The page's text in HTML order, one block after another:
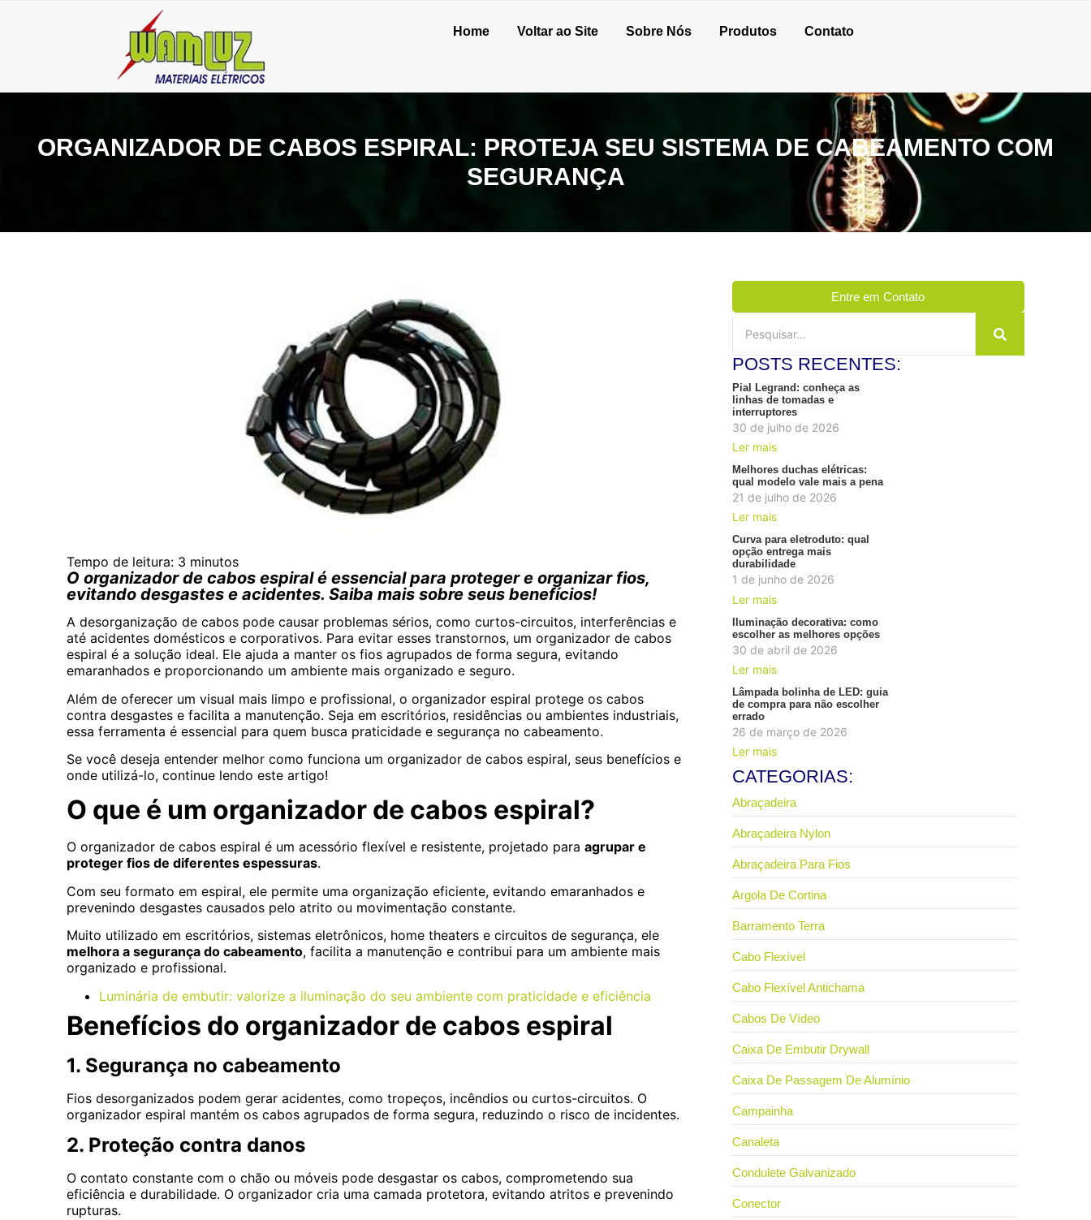
Home Voltar ao Site Sobre Nós Produtos Contato
ORGANIZADOR DE CABOS ESPIRAL: PROTEJA SEU SISTEMA DE CABEAMENTO COM
SEGURANÇA
Tempo de leitura: 3 minutos
O organizador de cabos espiral é essencial para proteger e organizar fios,
evitando desgastes e acidentes. Saiba mais sobre seus benefícios!
A desorganização de cabos pode causar problemas sérios, como curtos-circuitos, interferências e
até acidentes domésticos e corporativos. Para evitar esses transtornos, um organizador de cabos
espiral é a solução ideal. Ele ajuda a manter os fios agrupados de forma segura, evitando
emaranhados e proporcionando um ambiente mais organizado e seguro.
Além de oferecer um visual mais limpo e profissional, o organizador espiral protege os cabos
contra desgastes e facilita a manutenção. Seja em escritórios, residências ou ambientes industriais,
essa ferramenta é essencial para quem busca praticidade e segurança no cabeamento.
Se você deseja entender melhor como funciona um organizador de cabos espiral, seus benefícios e
onde utilizá-lo, continue lendo este artigo!
O que é um organizador de cabos espiral?
O organizador de cabos espiral é um acessório flexível e resistente, projetado para agrupar e
proteger fios de diferentes espessuras.
Com seu formato em espiral, ele permite uma organização eficiente, evitando emaranhados e
prevenindo desgastes causados pelo atrito ou movimentação constante.
Muito utilizado em escritórios, sistemas eletrônicos, home theaters e circuitos de segurança, ele
melhora a segurança do cabeamento, facilita a manutenção e contribui para um ambiente mais
organizado e profissional.
Luminária de embutir: valorize a iluminação do seu ambiente com praticidade e eficiência
Benefícios do organizador de cabos espiral
1. Segurança no cabeamento
Fios desorganizados podem gerar acidentes, como tropeços, incêndios ou curtos-circuitos. O
organizador espiral mantém os cabos agrupados de forma segura, reduzindo o risco de incidentes.
2. Proteção contra danos
O contato constante com o chão ou móveis pode desgastar os cabos, comprometendo sua
eficiência e durabilidade. O organizador cria uma camada protetora, evitando atritos e prevenindo
rupturas.
Entre em Contato
POSTS RECENTES:
Pial Legrand: conheça as
linhas de tomadas e
interruptores
30 de julho de 2026
Ler mais
Melhores duchas elétricas:
qual modelo vale mais a pena
21 de julho de 2026
Ler mais
Curva para eletroduto: qual
opção entrega mais
durabilidade
1 de junho de 2026
Ler mais
Iluminação decorativa: como
escolher as melhores opções
30 de abril de 2026
Ler mais
Lâmpada bolinha de LED: guia
de compra para não escolher
errado
26 de março de 2026
Ler mais
CATEGORIAS:
Abraçadeira
Abraçadeira Nylon
Abraçadeira Para Fios
Argola De Cortina
Barramento Terra
Cabo Flexível
Cabo Flexível Antichama
Cabos De Vídeo
Caixa De Embutir Drywall
Caixa De Passagem De Alumínio
Campainha
Canaleta
Condulete Galvanizado
Conector